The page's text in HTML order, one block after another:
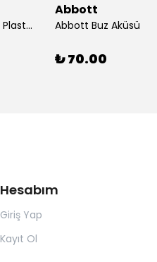
1,5 L - 1,75 L Çok Amaçlı Ölçü Kabı PlastArt
Abbott
Abbott Buz Aküsü
₺ 70.00
Hesabım
Giriş Yap
Kayıt Ol